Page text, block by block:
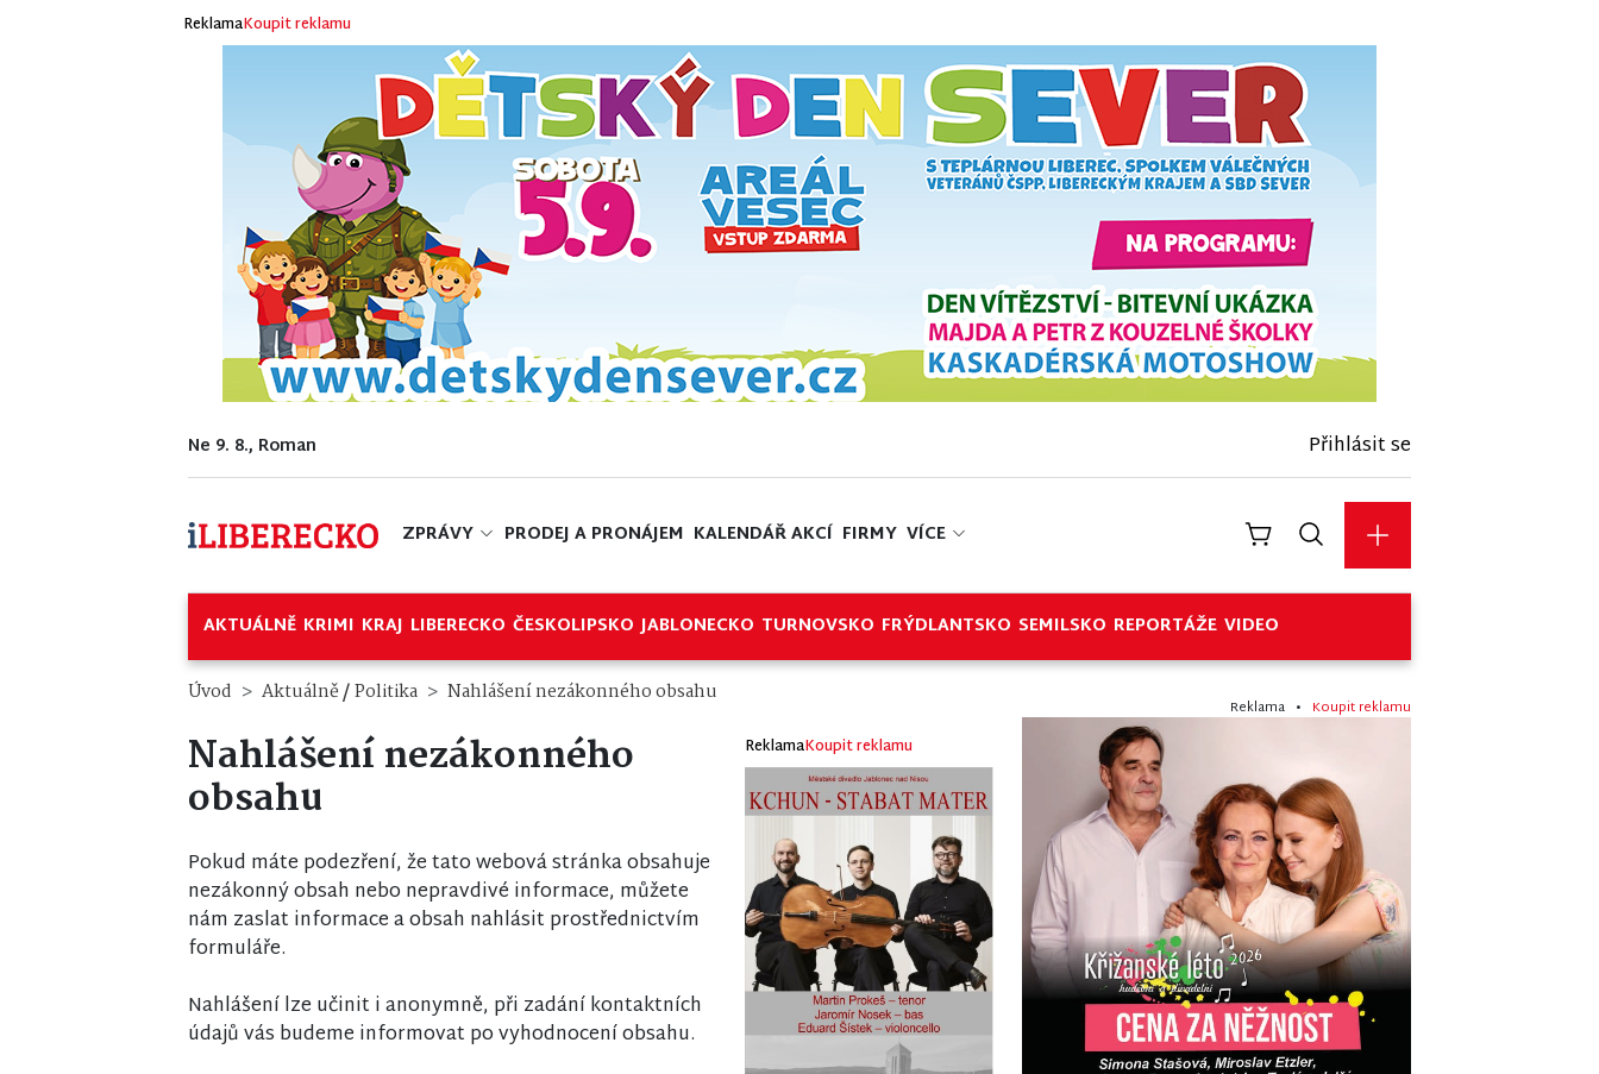
ReklamaKoupit reklamu
Ne 9. 8., Roman Přihlásit se
ZPRÁVY PRODEJ A PRONÁJEM KALENDÁŘ AKCÍ FIRMY VÍCE
AKTUÁLNĚ KRIMI KRAJ LIBERECKO ČESKOLIPSKO JABLONECKO TURNOVSKO FRÝDLANTSKO SEMILSKO REPORTÁŽE VIDEO
Úvod Aktuálně/Politika Nahlášení nezákonného obsahu
Nahlášení nezákonného
obsahu
Pokud máte podezření, že tato webová stránka obsahuje
nezákonný obsah nebo nepravdivé informace, můžete
nám zaslat informace a obsah nahlásit prostřednictvím
formuláře.
Nahlášení lze učinit i anonymně, při zadání kontaktních
údajů vás budeme informovat po vyhodnocení obsahu.
ReklamaKoupit reklamu
Reklama • Koupit reklamu